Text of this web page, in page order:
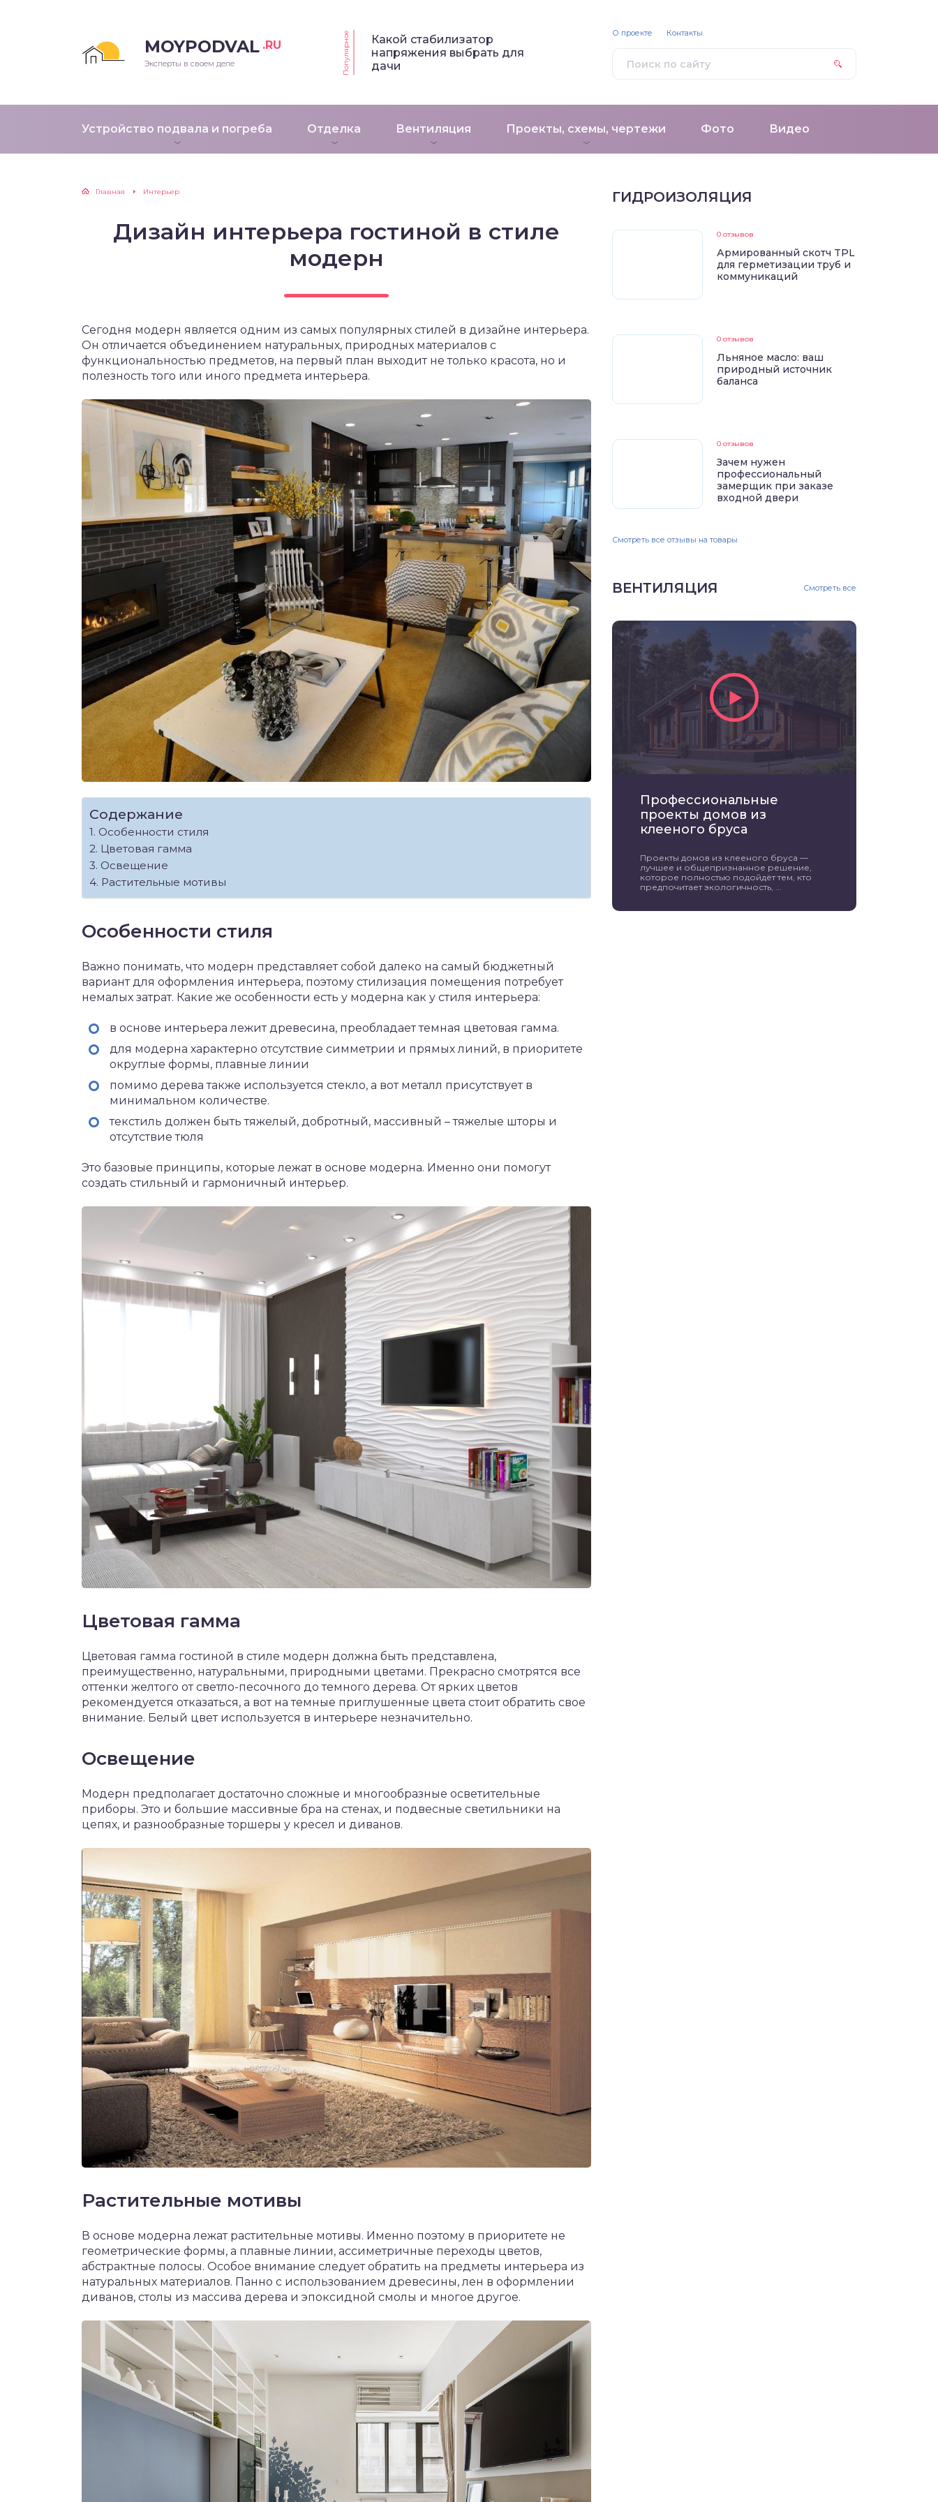
MOYPODVAL .RU
Эксперты в своем деле Популярное
Какой стабилизатор
напряжения выбрать для
дачи
Устройство подвала и погреба Отделка Вентиляция Проекты, схемы, чертежи Фото Видео
О проекте Контакты
Главная Интерьер
Дизайн интерьера гостиной в стиле
модерн
Сегодня модерн является одним из самых популярных стилей в дизайне интерьера.
Он отличается объединением натуральных, природных материалов с
функциональностью предметов, на первый план выходит не только красота, но и
полезность того или иного предмета интерьера.
Содержание
Особенности стиля
Цветовая гамма
Освещение
Растительные мотивы
Особенности стиля
Важно понимать, что модерн представляет собой далеко на самый бюджетный
вариант для оформления интерьера, поэтому стилизация помещения потребует
немалых затрат. Какие же особенности есть у модерна как у стиля интерьера:
в основе интерьера лежит древесина, преобладает темная цветовая гамма.
для модерна характерно отсутствие симметрии и прямых линий, в приоритете
округлые формы, плавные линии
помимо дерева также используется стекло, а вот металл присутствует в
минимальном количестве.
текстиль должен быть тяжелый, добротный, массивный – тяжелые шторы и
отсутствие тюля
Это базовые принципы, которые лежат в основе модерна. Именно они помогут
создать стильный и гармоничный интерьер.
Цветовая гамма
Цветовая гамма гостиной в стиле модерн должна быть представлена,
преимущественно, натуральными, природными цветами. Прекрасно смотрятся все
оттенки желтого от светло-песочного до темного дерева. От ярких цветов
рекомендуется отказаться, а вот на темные приглушенные цвета стоит обратить свое
внимание. Белый цвет используется в интерьере незначительно.
Освещение
Модерн предполагает достаточно сложные и многообразные осветительные
приборы. Это и большие массивные бра на стенах, и подвесные светильники на
цепях, и разнообразные торшеры у кресел и диванов.
Растительные мотивы
В основе модерна лежат растительные мотивы. Именно поэтому в приоритете не
геометрические формы, а плавные линии, ассиметричные переходы цветов,
абстрактные полосы. Особое внимание следует обратить на предметы интерьера из
натуральных материалов. Панно с использованием древесины, лен в оформлении
диванов, столы из массива дерева и эпоксидной смолы и многое другое.
ГИДРОИЗОЛЯЦИЯ
0 отзывов
Армированный скотч TPL
для герметизации труб и
коммуникаций
0 отзывов
Льняное масло: ваш
природный источник
баланса
0 отзывов
Зачем нужен
профессиональный
замерщик при заказе
входной двери
Смотреть все отзывы на товары
ВЕНТИЛЯЦИЯ Смотреть все
Профессиональные
проекты домов из
клееного бруса
Проекты домов из клееного бруса —
лучшее и общепризнанное решение,
которое полностью подойдёт тем, кто
предпочитает экологичность, ...